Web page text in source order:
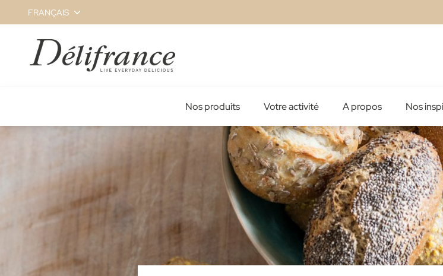
Skip
to
Content
FRANÇAIS
Nos produits Votre activité A propos Nos